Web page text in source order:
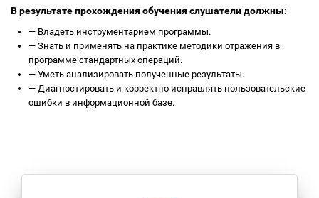
В результате прохождения обучения слушатели должны:
— Владеть инструментарием программы.
— Знать и применять на практике методики отражения в
программе стандартных операций.
— Уметь анализировать полученные результаты.
— Диагностировать и корректно исправлять пользовательские
ошибки в информационной базе.